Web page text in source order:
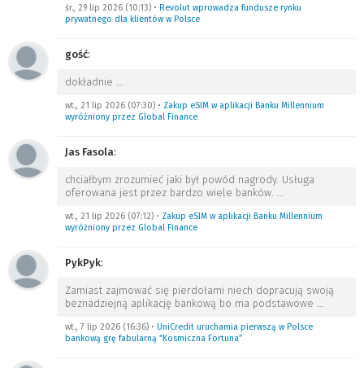
śr., 29 lip 2026 (10:13) • Revolut wprowadza fundusze rynku
prywatnego dla klientów w Polsce
gość:
dokładnie …
wt., 21 lip 2026 (07:30) • Zakup eSIM w aplikacji Banku Millennium
wyróżniony przez Global Finance
Jas Fasola:
chciałbym zrozumieć jaki był powód nagrody. Usługa
oferowana jest przez bardzo wiele banków. …
wt., 21 lip 2026 (07:12) • Zakup eSIM w aplikacji Banku Millennium
wyróżniony przez Global Finance
PykPyk:
Zamiast zajmować się pierdołami niech dopracują swoją
beznadziejną aplikację bankową bo ma podstawowe …
wt., 7 lip 2026 (16:36) • UniCredit uruchamia pierwszą w Polsce
bankową grę fabularną “Kosmiczna Fortuna”